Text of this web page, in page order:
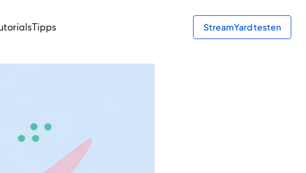
Tipps StreamYard testen